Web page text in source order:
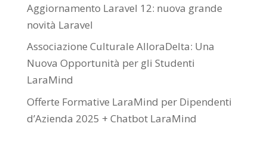
Aggiornamento Laravel 12: nuova grande
novità Laravel
Associazione Culturale AlloraDelta: Una
Nuova Opportunità per gli Studenti
LaraMind
Offerte Formative LaraMind per Dipendenti
d’Azienda 2025 + Chatbot LaraMind